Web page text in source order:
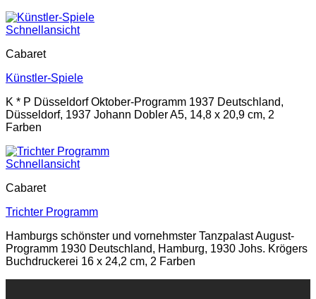
Schnellansicht
Cabaret
Künstler-Spiele
K * P Düsseldorf Oktober-Programm 1937 Deutschland,
Düsseldorf, 1937 Johann Dobler A5, 14,8 x 20,9 cm, 2
Farben
Schnellansicht
Cabaret
Trichter Programm
Hamburgs schönster und vornehmster Tanzpalast August-
Programm 1930 Deutschland, Hamburg, 1930 Johs. Krögers
Buchdruckerei 16 x 24,2 cm, 2 Farben